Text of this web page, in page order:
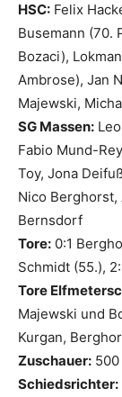
HSC: Felix
Busemann (70.
Bozaci),
Ambrose), Jan
Majewski,
SG Massen:
Fabio Mund-
Toy, Jona
Nico Berghorst,
Bernsdorf
Tore: 0:1
Schmidt (55.),
Tore
Majewski und
Kurgan,
Zuschauer: 500
Schiedsrichter: